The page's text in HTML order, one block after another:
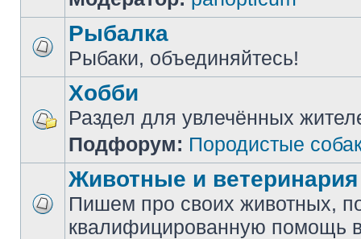
Рыбалка
Рыбаки, объединяйтесь!
Хобби
Раздел для увлечённых
Подфорум: Породистые
Животные и ветеринария
Пишем про своих животных,
квалифицированную помощь